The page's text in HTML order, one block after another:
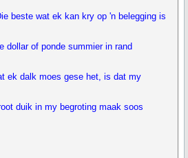
beste wat ek kan kry op 'n belegging is
dollar of ponde summier in rand
ek dalk moes gese het, is dat my
duik in my begroting maak soos